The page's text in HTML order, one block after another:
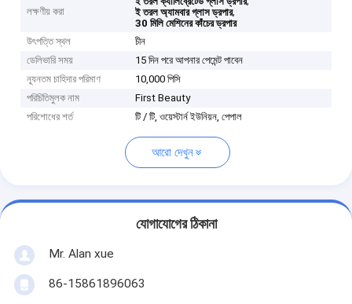
লক্ষণীয় করা
ই তরল অ্যামবার গ্লাস ড্রপার,
30 মিলি মেশিনের কাঁচের ড্রপার
উৎপত্তি স্থল
চীন
ডেলিভারি সময়
15 দিন পরে আপনার পেমেন্ট পাবেন
ন্যূনতম চাহিদার পরিমাণ
10,000 পিসি
পরিচিতিমুলক নাম
First Beauty
পরিশোধের শর্ত
টি / টি, ওয়েস্টার্ন ইউনিয়ন, পেপাল
আরো দেখুন
যোগাযোগের ঠিকানা
Mr. Alan xue
86-15861896063